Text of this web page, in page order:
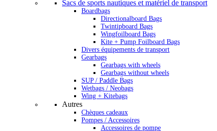
Sacs de sports nautiques et matériel de transport
Boardbags
Directionalboard Bags
Twintipboard Bags
Wingfoilboard Bags
Kite + Pump Foilboard Bags
Divers équipements de transport
Gearbags
Gearbags with wheels
Gearbags without wheels
SUP / Paddle Bags
Wetbags / Neobags
Wing + Kitebags
Autres
Chèques cadeaux
Pompes / Accessoires
Accessoires de pompe